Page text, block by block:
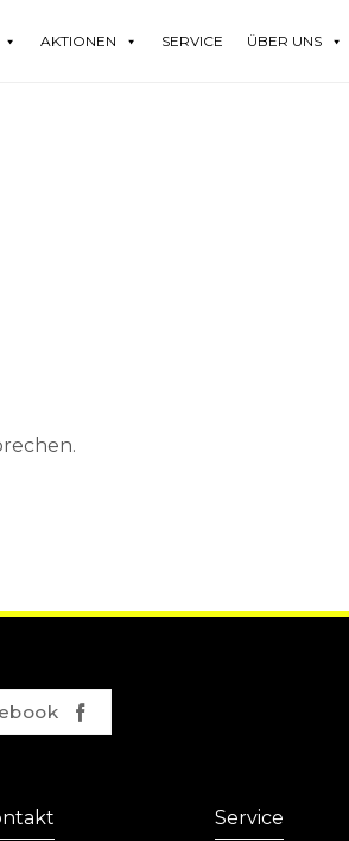
AKTIONEN SERVICE ÜBER UNS
Service